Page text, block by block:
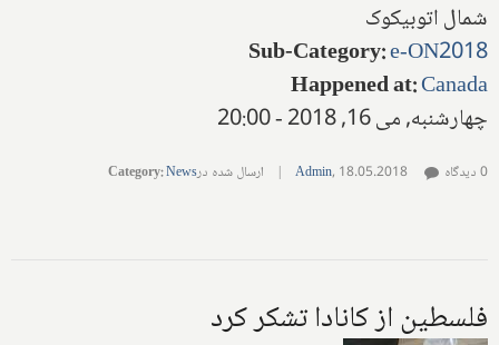
شمال اتوبیکوک
Sub-Category:e-ON2018
Happened at:Canada
چهارشنبه, می 16, 2018 - 20:00
Admin, 18.05.2018
| ارسال شده در Category:News 0 دیدگاه
فلسطین از کانادا تشکر کرد